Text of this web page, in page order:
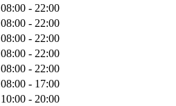
08:00 - 22:00
08:00 - 22:00
08:00 - 22:00
08:00 - 22:00
08:00 - 22:00
08:00 - 17:00
10:00 - 20:00